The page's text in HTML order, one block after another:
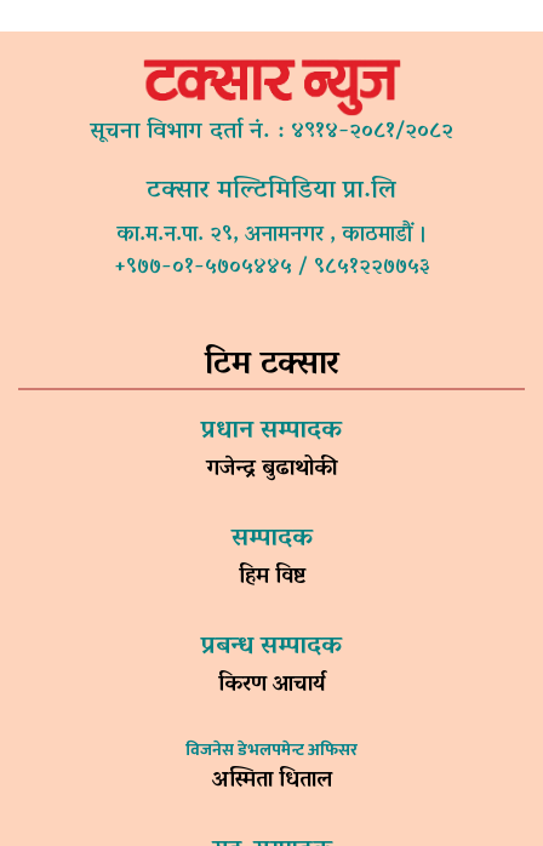
सूचना विभाग दर्ता नं. : ४९१४-२०८१/२०८२
टक्सार मल्टिमिडिया प्रा.लि
का.म.न.पा. २९, अनामनगर , काठमाडौं ।
+९७७-०१-५७०५४४५ / ९८५१२२७७५३
टिम टक्सार
प्रधान सम्पादक
गजेन्द्र बुढाथोकी
सम्पादक
हिम विष्ट
प्रबन्ध सम्पादक
किरण आचार्य
विजनेस डेभलपमेन्ट अफिसर
अस्मिता धिताल